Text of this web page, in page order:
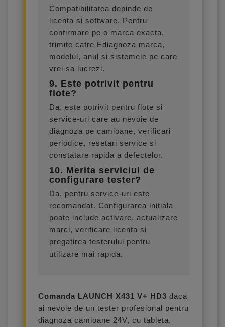
Compatibilitatea depinde de
licenta si software. Pentru
confirmare pe o marca exacta,
trimite catre Ediagnoza marca,
modelul, anul si sistemele pe care
vrei sa lucrezi.
9. Este potrivit pentru
flote?
Da, este potrivit pentru flote si
service-uri care au nevoie de
diagnoza pe camioane, verificari
periodice, resetari service si
constatare rapida a defectelor.
10. Merita serviciul de
configurare tester?
Da, pentru service-uri este
recomandat. Configurarea initiala
poate include activare, actualizare
marci, verificare licenta si
pregatirea testerului pentru
utilizare mai rapida.
Comanda LAUNCH X431 V+ HD3 daca
ai nevoie de un tester profesional pentru
diagnoza camioane 24V, cu tableta,